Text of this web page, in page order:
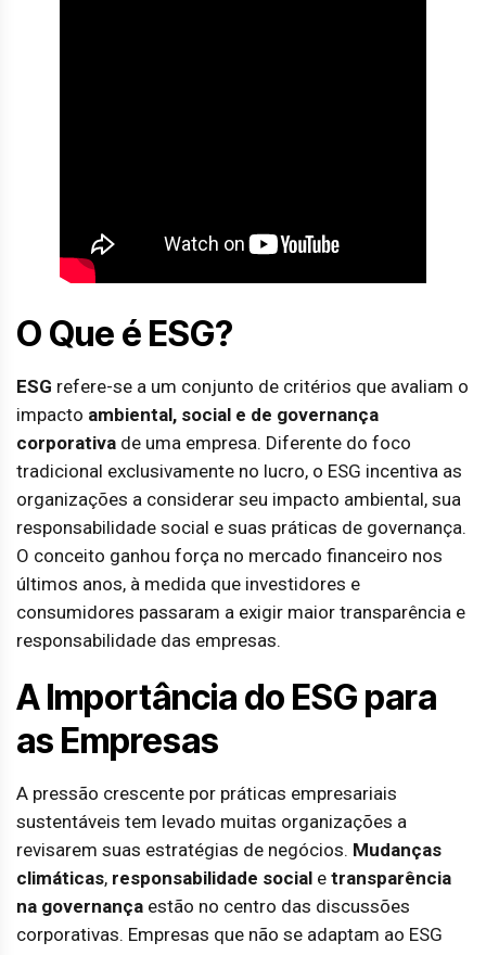
O Que é ESG?
ESG refere-se a um conjunto de critérios que avaliam o
impacto ambiental, social e de governança
corporativa de uma empresa. Diferente do foco
tradicional exclusivamente no lucro, o ESG incentiva as
organizações a considerar seu impacto ambiental, sua
responsabilidade social e suas práticas de governança.
O conceito ganhou força no mercado financeiro nos
últimos anos, à medida que investidores e
consumidores passaram a exigir maior transparência e
responsabilidade das empresas.
A Importância do ESG para
as Empresas
A pressão crescente por práticas empresariais
sustentáveis tem levado muitas organizações a
revisarem suas estratégias de negócios. Mudanças
climáticas, responsabilidade social e transparência
na governança estão no centro das discussões
corporativas. Empresas que não se adaptam ao ESG